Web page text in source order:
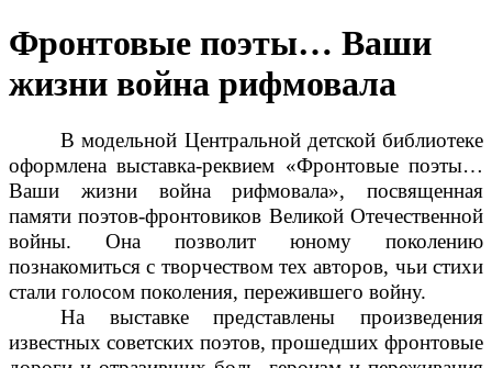
Фронтовые поэты… Ваши
жизни война рифмовала
В модельной Центральной детской библиотеке
оформлена выставка-реквием «Фронтовые поэты…
Ваши жизни война рифмовала», посвященная
памяти поэтов-фронтовиков Великой Отечественной
войны. Она позволит юному поколению
познакомиться с творчеством тех авторов, чьи стихи
стали голосом поколения, пережившего войну.
На выставке представлены произведения
известных советских поэтов, прошедших фронтовые